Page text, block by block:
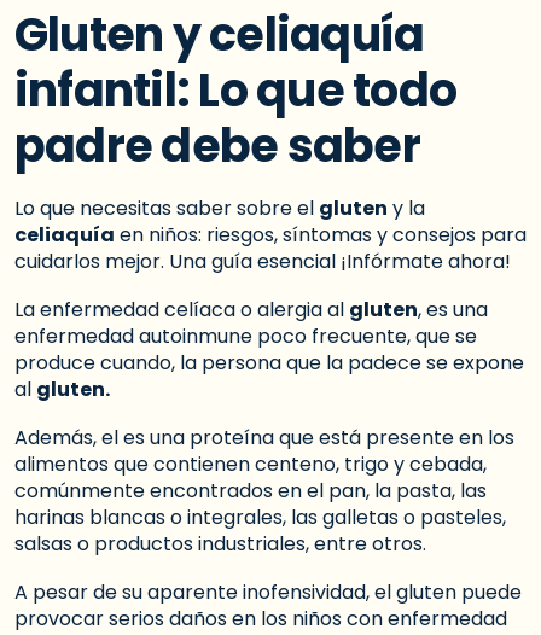
Gluten y celiaquía
infantil: Lo que todo
padre debe saber
Lo que necesitas saber sobre el gluten y la
celiaquía en niños: riesgos, síntomas y consejos para
cuidarlos mejor. Una guía esencial ¡Infórmate ahora!
La enfermedad celíaca o alergia al gluten, es una
enfermedad autoinmune poco frecuente, que se
produce cuando, la persona que la padece se expone
al gluten.
Además, el es una proteína que está presente en los
alimentos que contienen centeno, trigo y cebada,
comúnmente encontrados en el pan, la pasta, las
harinas blancas o integrales, las galletas o pasteles,
salsas o productos industriales, entre otros.
A pesar de su aparente inofensividad, el gluten puede
provocar serios daños en los niños con enfermedad